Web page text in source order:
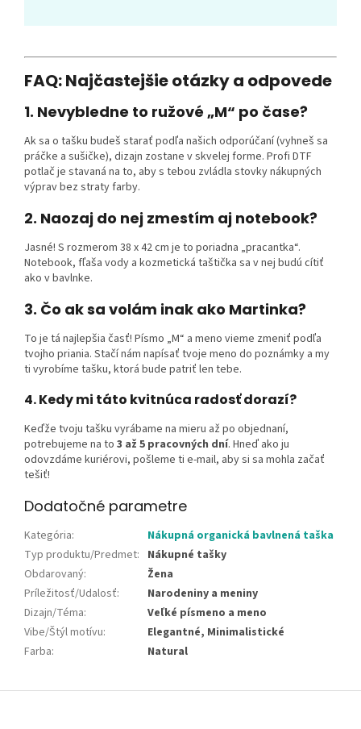
FAQ: Najčastejšie otázky a odpovede
1. Nevybledne to ružové „M“ po čase?
Ak sa o tašku budeš starať podľa našich odporúčaní (vyhneš sa
práčke a sušičke), dizajn zostane v skvelej forme. Profi DTF
potlač je stavaná na to, aby s tebou zvládla stovky nákupných
výprav bez straty farby.
2. Naozaj do nej zmestím aj notebook?
Jasné! S rozmerom 38 x 42 cm je to poriadna „pracantka“.
Notebook, fľaša vody a kozmetická taštička sa v nej budú cítiť
ako v bavlnke.
3. Čo ak sa volám inak ako Martinka?
To je tá najlepšia časť! Písmo „M“ a meno vieme zmeniť podľa
tvojho priania. Stačí nám napísať tvoje meno do poznámky a my
ti vyrobíme tašku, ktorá bude patriť len tebe.
4. Kedy mi táto kvitnúca radosť dorazí?
Keďže tvoju tašku vyrábame na mieru až po objednaní,
potrebujeme na to 3 až 5 pracovných dní. Hneď ako ju
odovzdáme kuriérovi, pošleme ti e-mail, aby si sa mohla začať
tešiť!
Dodatočné parametre
Kategória:
Nákupná organická bavlnená taška
Typ produktu/Predmet: Nákupné tašky
Obdarovaný:
Žena
Príležitosť/Udalosť:
Narodeniny a meniny
Dizajn/Téma:
Veľké písmeno a meno
Vibe/Štýl motívu:
Elegantné, Minimalistické
Farba: Natural
Z